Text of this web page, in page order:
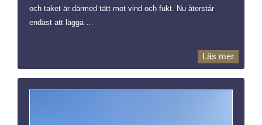
och taket är därmed tätt mot vind och fukt. Nu återstår
endast att lägga …
Läs mer